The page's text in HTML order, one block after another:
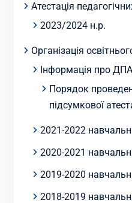
Атестація
2023/2024 н.р.
Організація
Інформація про
Порядок
підсумкової
2021-2022
2020-2021
2019-2020
2018-2019